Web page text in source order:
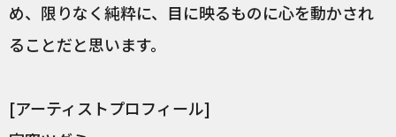
め、限りなく純粋に、目に映るものに心を動かされ
ることだと思います。
[アーティストプロフィール]